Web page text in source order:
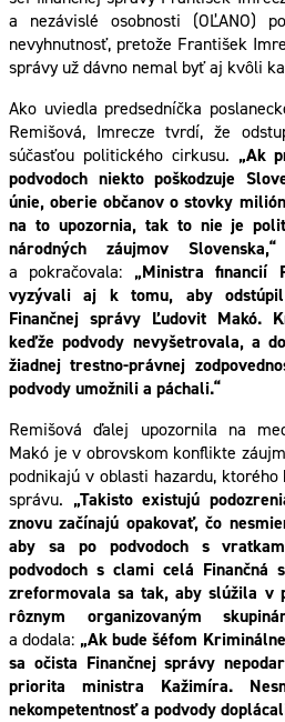
a nezávislé osobnosti (OĽANO)
nevyhnutnosť, pretože František
správy už dávno nemal byť aj kvôli
Ako uviedla predsedníčka
Remišová, Imrecze tvrdí, že
súčasťou politického cirkusu. „Ak
podvodoch niekto poškodzuje
únie, oberie občanov o stovky
na to upozornia, tak to nie je
národných záujmov Slovenska,“
a pokračovala: „Ministra financií
vyzývali aj k tomu, aby
Finančnej správy Ľudovit Makó.
keďže podvody nevyšetrovala, a
žiadnej trestno-právnej
podvody umožnili a páchali.“
Remišová ďalej upozornila na
Makó je v obrovskom konflikte
podnikajú v oblasti hazardu,
správu. „Takisto existujú
znovu začínajú opakovať, čo
aby sa po podvodoch s
podvodoch s clami celá Finančná
zreformovala sa tak, aby slúžila v
rôznym organizovaným
a dodala: „Ak bude šéfom
sa očista Finančnej správy
priorita ministra Kažimíra.
nekompetentnosť a podvody